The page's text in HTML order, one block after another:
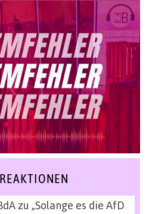
zu „Solange es die AfD